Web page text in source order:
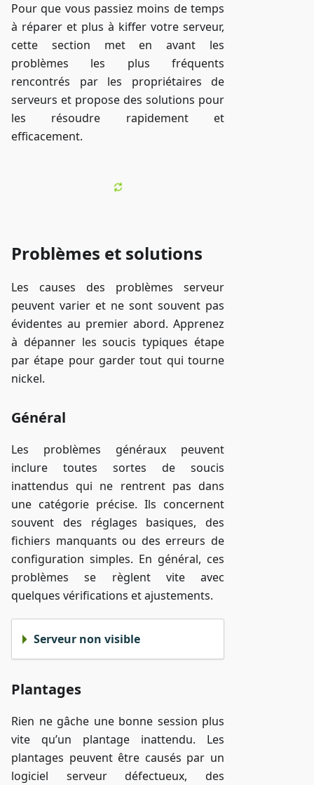
Pour que vous passiez moins de temps
à réparer et plus à kiffer votre serveur,
cette section met en avant les
problèmes les plus fréquents
rencontrés par les propriétaires de
serveurs et propose des solutions pour
les résoudre rapidement et
efficacement.
Problèmes et solutions
Les causes des problèmes serveur
peuvent varier et ne sont souvent pas
évidentes au premier abord. Apprenez
à dépanner les soucis typiques étape
par étape pour garder tout qui tourne
nickel.
Général
Les problèmes généraux peuvent
inclure toutes sortes de soucis
inattendus qui ne rentrent pas dans
une catégorie précise. Ils concernent
souvent des réglages basiques, des
fichiers manquants ou des erreurs de
configuration simples. En général, ces
problèmes se règlent vite avec
quelques vérifications et ajustements.
Serveur non visible
Plantages
Rien ne gâche une bonne session plus
vite qu’un plantage inattendu. Les
plantages peuvent être causés par un
logiciel serveur défectueux, des